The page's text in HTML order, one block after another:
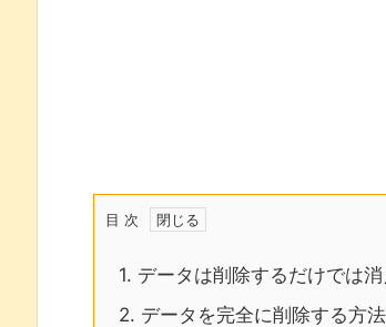
目 次
1. データは削除するだけでは
2. データを完全に削除する方法